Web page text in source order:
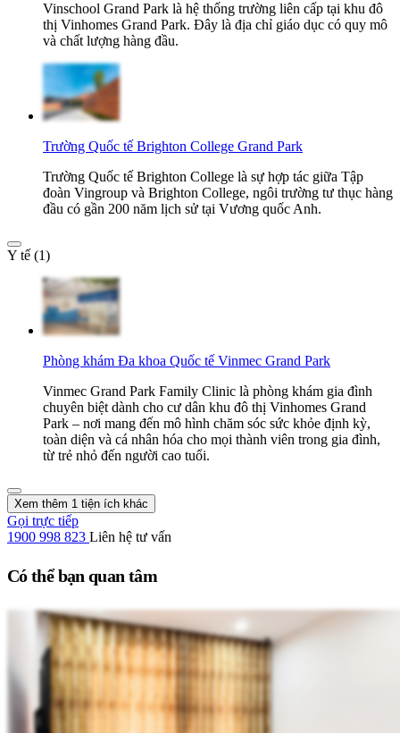
Vinschool Grand Park là hệ thống trường liên cấp tại khu đô
thị Vinhomes Grand Park. Đây là địa chỉ giáo dục có quy mô
và chất lượng hàng đầu.
Trường Quốc tế Brighton College Grand Park
Trường Quốc tế Brighton College là sự hợp tác giữa Tập
đoàn Vingroup và Brighton College, ngôi trường tư thục hàng
đầu có gần 200 năm lịch sử tại Vương quốc Anh.
Y tế (1)
Phòng khám Đa khoa Quốc tế Vinmec Grand Park
Vinmec Grand Park Family Clinic là phòng khám gia đình
chuyên biệt dành cho cư dân khu đô thị Vinhomes Grand
Park – nơi mang đến mô hình chăm sóc sức khỏe định kỳ,
toàn diện và cá nhân hóa cho mọi thành viên trong gia đình,
từ trẻ nhỏ đến người cao tuổi.
Xem thêm 1 tiện ích khác
Gọi trực tiếp
1900 998 823 Liên hệ tư vấn
Có thể bạn quan tâm